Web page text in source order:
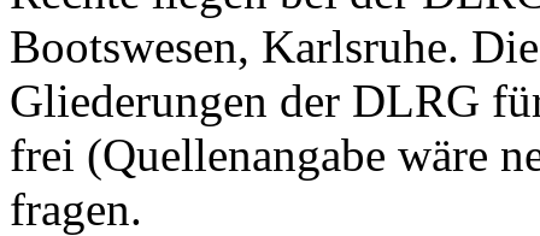
Bootswesen, Karlsruhe.
Gliederungen der DLRG
frei (Quellenangabe wäre
fragen.